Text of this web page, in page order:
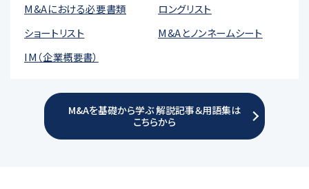
M&Aにおける必要書類
ロングリスト
ショートリスト
M&Aとノンネームシート
IM（企業概要書）
M&Aを基礎から学ぶ 解説記事＆用語集は
こちらから